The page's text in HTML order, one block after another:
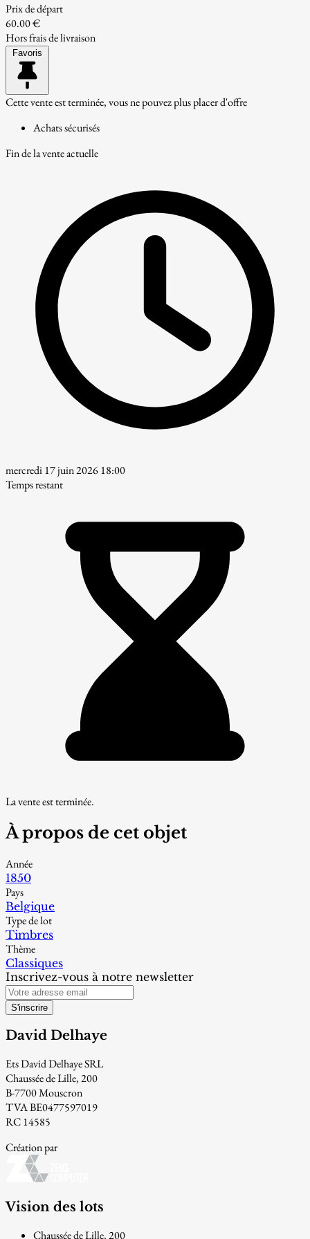
Prix de départ
60.00 €
Hors frais de livraison
Favoris
Cette vente est terminée, vous ne pouvez plus placer d'offre
Achats sécurisés
Fin de la vente actuelle
mercredi 17 juin 2026 18:00
Temps restant
La vente est terminée.
À propos de cet objet
Année
1850
Pays
Belgique
Type de lot
Timbres
Thème
Classiques
Inscrivez-vous à notre newsletter
S'inscrire
David Delhaye
Ets David Delhaye SRL
Chaussée de Lille, 200
B-7700 Mouscron
TVA BE0477597019
RC 14585
Création par
Vision des lots
Chaussée de Lille, 200